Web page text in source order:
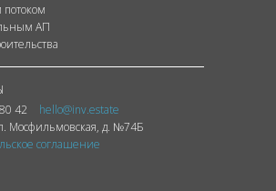
АП
42
hello@inv.estate
Мосфильмовская, д. №74Б
соглашение